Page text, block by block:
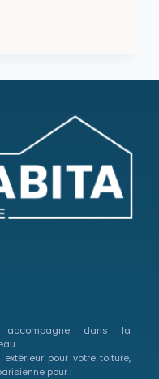
accompagne dans la
pour votre toiture,
pour :